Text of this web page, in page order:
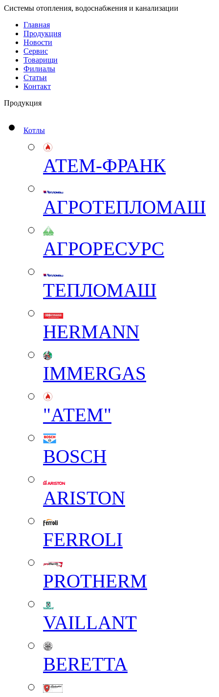
Системы отопления, водоснабжения и канализации
Главная
Продукция
Новости
Сервис
Товарищи
Филиалы
Статьи
Контакт
Продукция
Котлы
АТЕМ-ФРАНК
АГРОТЕПЛОМАШ
АГРОРЕСУРС
ТЕПЛОМАШ
HERMANN
IMMERGAS
"АТЕМ"
BOSCH
ARISTON
FERROLI
PROTHERM
VAILLANT
BERETTA